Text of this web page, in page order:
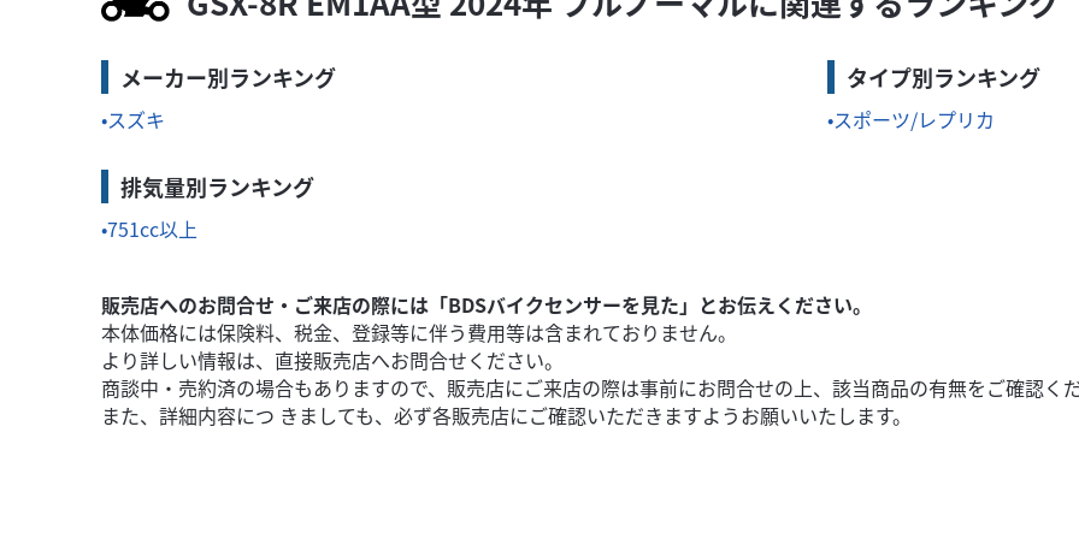
その他メーカー・排気量の在庫多数あり!是非在庫一覧をチェックしてみてください! ☆MFD埼玉戸田店ってどんなお
メーカー別ランキング
スズキ
タイプ別ランキング
スポーツ/レプリカ
排気量別ランキング
751cc以上
販売店へのお問合せ・ご来店の際には「BDSバイクセンサーを見た」とお伝えください。
本体価格には保険料、税金、登録等に伴う費用等は含まれておりません。
より詳しい情報は、直接販売店へお問合せください。
商談中・売約済の場合もありますので、販売店にご来店の際は事前にお問合せの上、該当商品の有無をご確認くだ
また、詳細内容につ きましても、必ず各販売店にご確認いただきますようお願いいたします。